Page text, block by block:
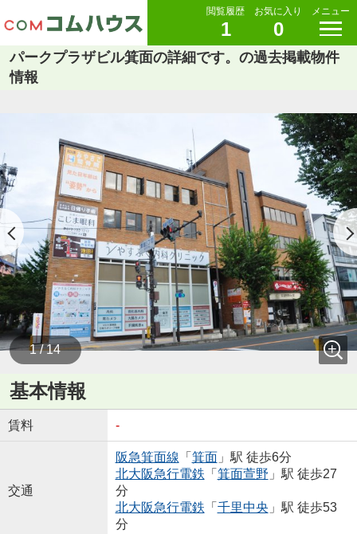
閲覧履歴
1
お気に入り
0
メニュー
パークプラザビル箕面の詳細です。の過去掲載物件
情報
1 / 14
基本情報
賃料 -
交通
阪急箕面線 「 箕面」駅 徒歩6分
北大阪急行電鉄 「 箕面萱野 」駅 徒歩27
分
北大阪急行電鉄 「 千里中央 」駅 徒歩53
分